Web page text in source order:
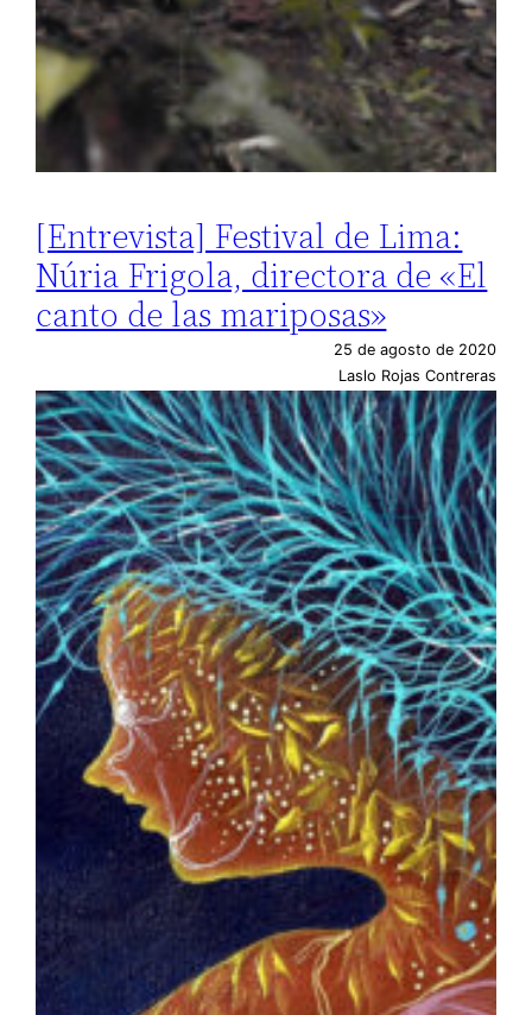
[Entrevista] Festival de Lima:
Núria Frigola, directora de «El
canto de las mariposas»
25 de agosto de 2020
Laslo Rojas Contreras